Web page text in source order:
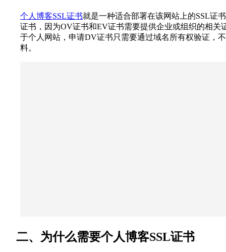
个人博客SSL证书就是一种适合部署在该网站上的SSL证
证书，因为OV证书和EV证书需要提供企业或组织的相关
于个人网站，申请DV证书只需要通过域名所有权验证，
料。
二、为什么需要个人博客SSL证书